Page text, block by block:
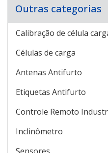
Outras categorias
Calibração de célula
Células de carga
Antenas Antifurto
Etiquetas Antifurto
Controle Remoto
Inclinômetro